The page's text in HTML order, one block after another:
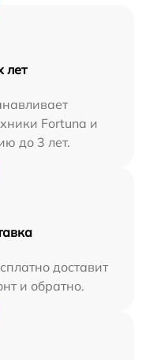
лет
Fortuna и
до 3 лет.
доставит
и обратно.